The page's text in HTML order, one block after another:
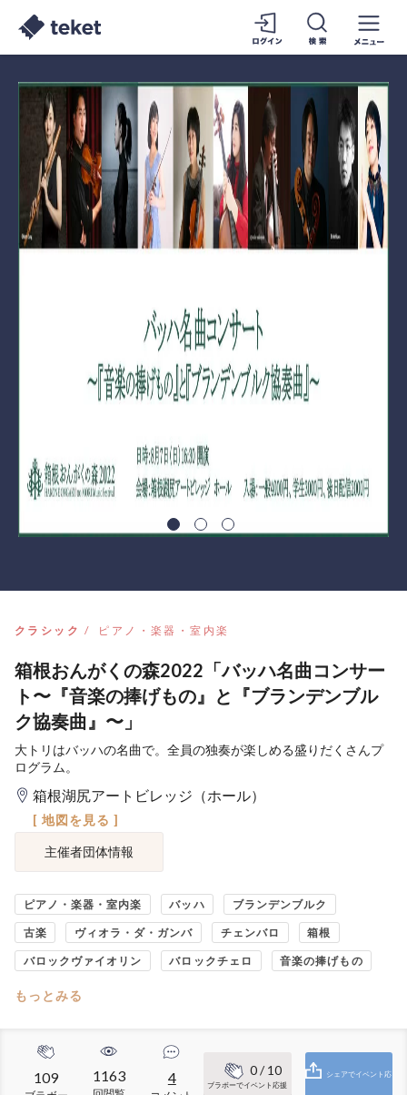
クラシック ピアノ・楽器・室内楽
箱根おんがくの森2022「バッハ名曲コンサー
ト〜『音楽の捧げもの』と『ブランデンブル
ク協奏曲』〜」
大トリはバッハの名曲で。全員の独奏が楽しめる盛りだくさんプ
ログラム。
箱根湖尻アートビレッジ（ホール）
[ 地図を見る ]
主催者団体情報
ピアノ・楽器・室内楽 バッハ ブランデンブルク
古楽 ヴィオラ・ダ・ガンバ チェンバロ 箱根
バロックヴァイオリン バロックチェロ 音楽の捧げもの
もっとみる
109 1163 4 0/ 10
ブラボーでイベント応援
シェアでイベント応